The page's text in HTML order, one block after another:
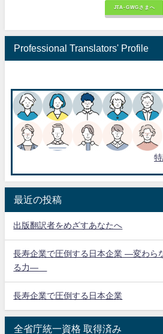
JTA-GWGさまへ
Professional Translators' Profile
最近の投稿
出版翻訳者をめざすあなたへ
長寿企業で圧倒する日本企業 ―変わら
る力―
長寿企業で圧倒する日本企業
全省庁統一資格 取得済み